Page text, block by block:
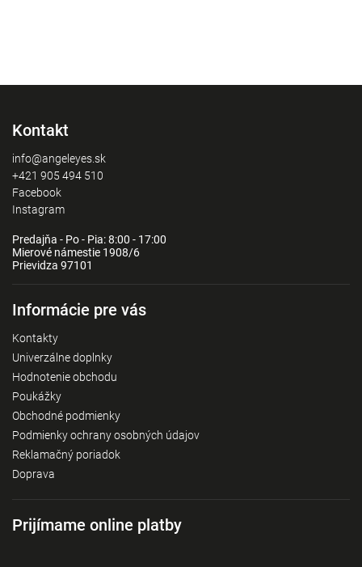
Kontakt
info@angeleyes.sk
+421 905 494 510
Facebook
Instagram
Predajňa - Po - Pia: 8:00 - 17:00
Mierové námestie 1908/6
Prievidza 97101
Informácie pre vás
Kontakty
Univerzálne doplnky
Hodnotenie obchodu
Poukážky
Obchodné podmienky
Podmienky ochrany osobných údajov
Reklamačný poriadok
Doprava
Prijímame online platby